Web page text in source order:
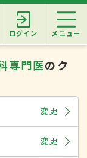
ログイン メニュー
専門医のク
変更
変更